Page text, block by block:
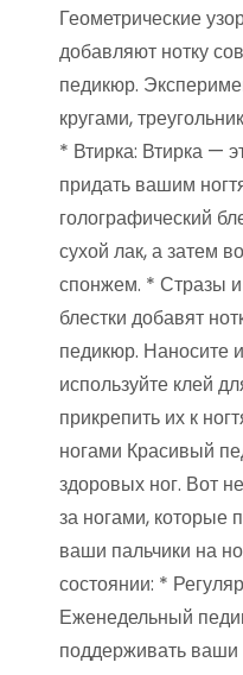
Геометрические
добавляют нотку
педикюр.
кругами,
* Втирка: Втирка —
придать вашим
голографический
сухой лак, а затем
спонжем. * Стразы
блестки добавят
педикюр. Наносите
используйте клей
прикрепить их к
ногами Красивый
здоровых ног. Вот
за ногами, которые
ваши пальчики на
состоянии: *
Еженедельный
поддерживать ваши